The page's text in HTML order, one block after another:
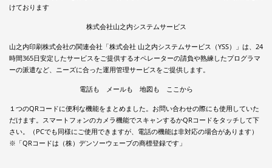
けております
株式会社山之内システムサービス
山之内印刷株式会社の関連会社「株式会社 山之内システムサービス（YSS）」は、24
時間365日安定したサービスをご提供するオペレーターの請負や熟練したプログラマ
ーの派遣など、ニーズに合った運用管理サービスをご提供します。
電話も メールも 地図も ここから
１つのQRコードに便利な機能をまとめました。お問い合わせの際にも使用していた
だけます。スマートフォンのカメラ機能でスキャンするかQRコードをタッチして下
さい。（PCでも同様にご使用できますが、電話の機能は非対応の場合があります）
※「QRコードは（株）デンソーウェーブの商標登録です」